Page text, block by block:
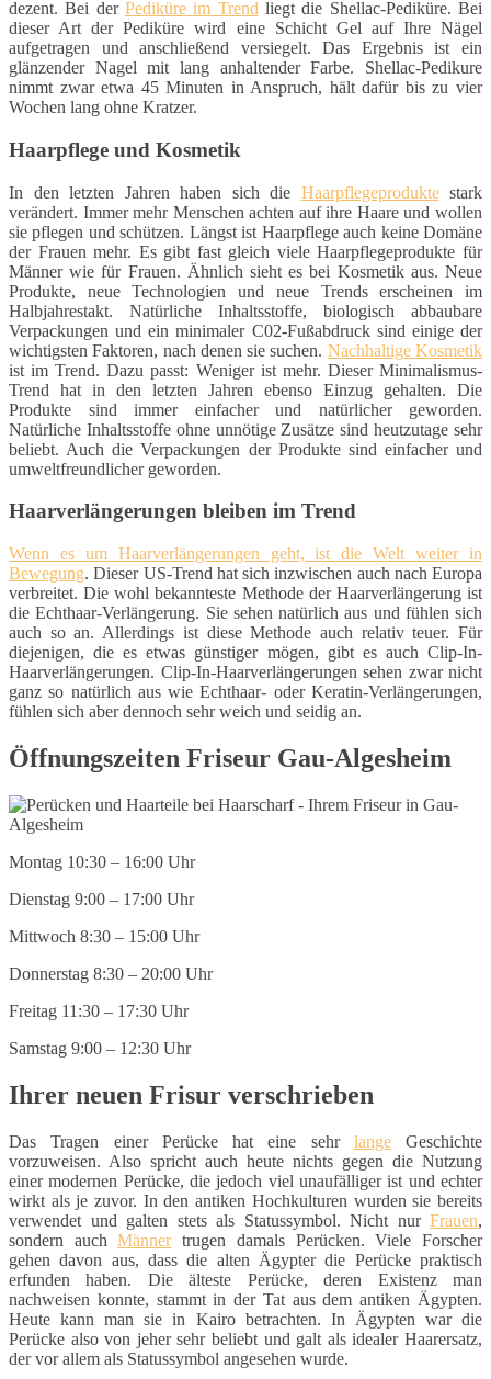
dezent. Bei der Pediküre im Trend liegt die Shellac-Pediküre. Bei
dieser Art der Pediküre wird eine Schicht Gel auf Ihre Nägel
aufgetragen und anschließend versiegelt. Das Ergebnis ist ein
glänzender Nagel mit lang anhaltender Farbe. Shellac-Pedikure
nimmt zwar etwa 45 Minuten in Anspruch, hält dafür bis zu vier
Wochen lang ohne Kratzer.
Haarpflege und Kosmetik
In den letzten Jahren haben sich die Haarpflegeproduktestark
verändert. Immer mehr Menschen achten auf ihre Haare und wollen
sie pflegen und schützen. Längst ist Haarpflege auch keine Domäne
der Frauen mehr. Es gibt fast gleich viele Haarpflegeprodukte für
Männer wie für Frauen. Ähnlich sieht es bei Kosmetik aus. Neue
Produkte, neue Technologien und neue Trends erscheinen im
Halbjahrestakt. Natürliche Inhaltsstoffe, biologisch abbaubare
Verpackungen und ein minimaler C02-Fußabdruck sind einige der
wichtigsten Faktoren, nach denen sie suchen. Nachhaltige Kosmetik
ist im Trend. Dazu passt: Weniger ist mehr. Dieser Minimalismus-
Trend hat in den letzten Jahren ebenso Einzug gehalten. Die
Produkte sind immer einfacher und natürlicher geworden.
Natürliche Inhaltsstoffe ohne unnötige Zusätze sind heutzutage sehr
beliebt. Auch die Verpackungen der Produkte sind einfacher und
umweltfreundlicher geworden.
Haarverlängerungen bleiben im Trend
Wenn es um Haarverlängerungen geht, ist die Welt weiter in
Bewegung. Dieser US-Trend hat sich inzwischen auch nach Europa
verbreitet. Die wohl bekannteste Methode der Haarverlängerung ist
die Echthaar-Verlängerung. Sie sehen natürlich aus und fühlen sich
auch so an. Allerdings ist diese Methode auch relativ teuer. Für
diejenigen, die es etwas günstiger mögen, gibt es auch Clip-In-
Haarverlängerungen. Clip-In-Haarverlängerungen sehen zwar nicht
ganz so natürlich aus wie Echthaar- oder Keratin-Verlängerungen,
fühlen sich aber dennoch sehr weich und seidig an.
Öffnungszeiten Friseur Gau-Algesheim
Montag 10:30 – 16:00 Uhr
Dienstag 9:00 – 17:00 Uhr
Mittwoch 8:30 – 15:00 Uhr
Donnerstag 8:30 – 20:00 Uhr
Freitag 11:30 – 17:30 Uhr
Samstag 9:00 – 12:30 Uhr
Ihrer neuen Frisur verschrieben
Das Tragen einer Perücke hat eine sehr langeGeschichte
vorzuweisen. Also spricht auch heute nichts gegen die Nutzung
einer modernen Perücke, die jedoch viel unaufälliger ist und echter
wirkt als je zuvor. In den antiken Hochkulturen wurden sie bereits
verwendet und galten stets als Statussymbol. Nicht nur Frauen,
sondern auchMännertrugen damals Perücken. Viele Forscher
gehen davon aus, dass die alten Ägypter die Perücke praktisch
erfunden haben. Die älteste Perücke, deren Existenz man
nachweisen konnte, stammt in der Tat aus dem antiken Ägypten.
Heute kann man sie in Kairo betrachten. In Ägypten war die
Perücke also von jeher sehr beliebt und galt als idealer Haarersatz,
der vor allem als Statussymbol angesehen wurde.